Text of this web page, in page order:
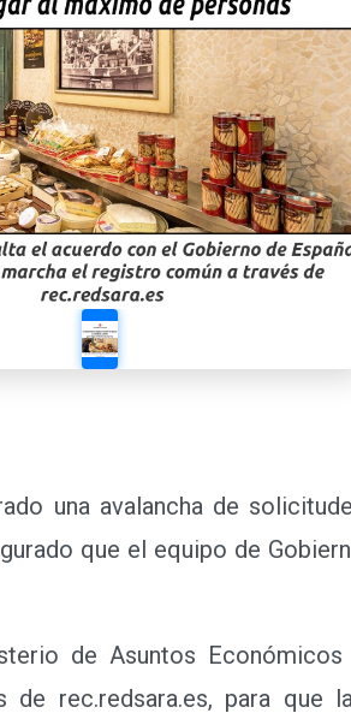
una avalancha de
que el equipo de
de Asuntos Económicos
rec.redsara.es, para que